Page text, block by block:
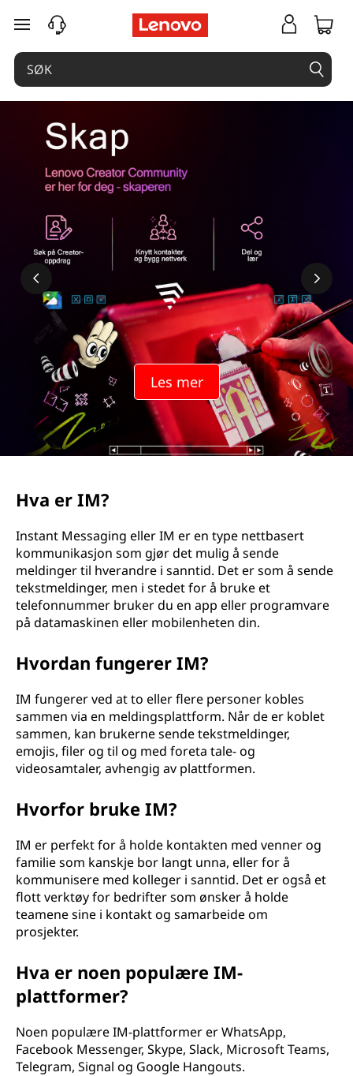
gå til hovedinnhold
Les mer
Hva er IM?
Instant Messaging eller IM er en type nettbasert
kommunikasjon som gjør det mulig å sende
meldinger til hverandre i sanntid. Det er som å sende
tekstmeldinger, men i stedet for å bruke et
telefonnummer bruker du en app eller programvare
på datamaskinen eller mobilenheten din.
Hvordan fungerer IM?
IM fungerer ved at to eller flere personer kobles
sammen via en meldingsplattform. Når de er koblet
sammen, kan brukerne sende tekstmeldinger,
emojis, filer og til og med foreta tale- og
videosamtaler, avhengig av plattformen.
Hvorfor bruke IM?
IM er perfekt for å holde kontakten med venner og
familie som kanskje bor langt unna, eller for å
kommunisere med kolleger i sanntid. Det er også et
flott verktøy for bedrifter som ønsker å holde
teamene sine i kontakt og samarbeide om
prosjekter.
Hva er noen populære IM-
plattformer?
Noen populære IM-plattformer er WhatsApp,
Facebook Messenger, Skype, Slack, Microsoft Teams,
Telegram, Signal og Google Hangouts.